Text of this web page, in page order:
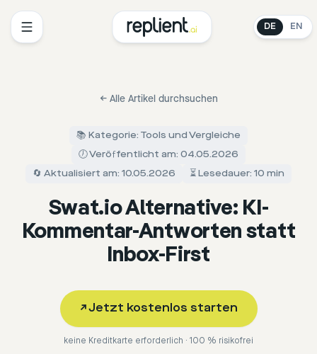
DE EN
← Alle Artikel durchsuchen
📚 Kategorie: Tools und Vergleiche
🕖 Veröffentlicht am: 04.05.2026
🔄 Aktualisiert am: 10.05.2026
⏳ Lesedauer: 10 min
Swat.io Alternative: KI-
Kommentar-Antworten statt
Inbox-First
↗Jetzt kostenlos starten
keine Kreditkarte erforderlich · 100 % risikofrei